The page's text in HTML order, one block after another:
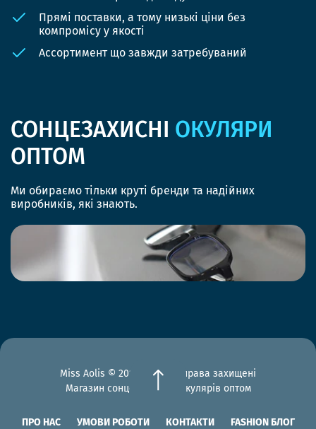
Прямі поставки, а тому низькі ціни без
компромісу у якості
Ассортимент що завжди затребуваний
СОНЦЕЗАХИСНІ ОКУЛЯРИ
ОПТОМ
Ми обираємо тільки круті бренди та надійних
виробників, які знають.
Miss Aolis © 2012-2026 Всі права захищені
Магазин сонцезахисних окулярів оптом
ПРО НАС УМОВИ РОБОТИ КОНТАКТИ FASHION БЛОГ